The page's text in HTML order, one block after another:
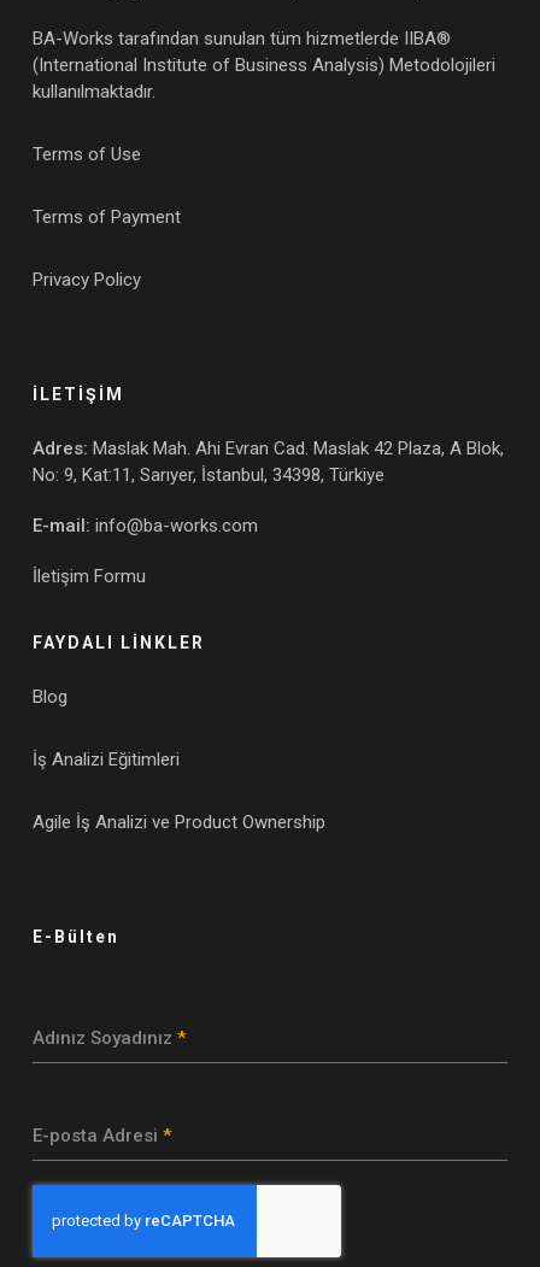
BA-Works tarafından sunulan tüm hizmetlerde IIBA®
(International Institute of Business Analysis) Metodolojileri
kullanılmaktadır.
Terms of Use
Terms of Payment
Privacy Policy
İLETİŞİM
Adres: Maslak Mah. Ahi Evran Cad. Maslak 42 Plaza, A Blok,
No: 9, Kat:11, Sarıyer, İstanbul, 34398, Türkiye
E-mail: info@ba-works.com
İletişim Formu
FAYDALI LİNKLER
Blog
İş Analizi Eğitimleri
Agile İş Analizi ve Product Ownership
E-Bülten
Adınız Soyadınız *
E-posta Adresi *